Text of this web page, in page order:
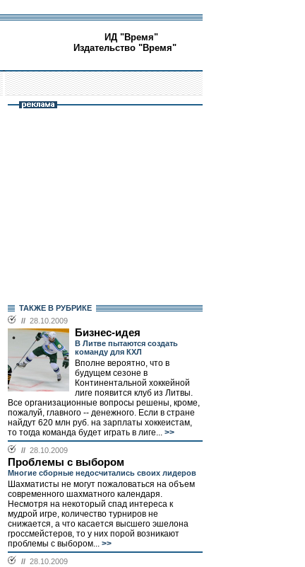
ИД "Время"
Издательство "Время"
ТАКЖЕ В РУБРИКЕ
// 28.10.2009
Бизнес-идея
В Литве пытаются создать
команду для КХЛ
Вполне вероятно, что в
будущем сезоне в
Континентальной хоккейной
лиге появится клуб из Литвы.
Все организационные вопросы решены, кроме,
пожалуй, главного -- денежного. Если в стране
найдут 620 млн руб. на зарплаты хоккеистам,
то тогда команда будет играть в лиге... >>
// 28.10.2009
Проблемы с выбором
Многие сборные недосчитались своих лидеров
Шахматисты не могут пожаловаться на объем
современного шахматного календаря.
Несмотря на некоторый спад интереса к
мудрой игре, количество турниров не
снижается, а что касается высшего эшелона
гроссмейстеров, то у них порой возникают
проблемы с выбором... >>
// 28.10.2009